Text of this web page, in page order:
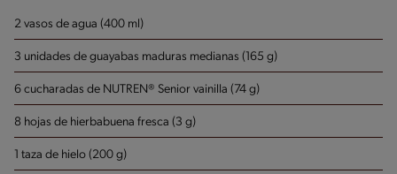
2 vasos de agua (400 ml)
3 unidades de guayabas maduras medianas (165 g)
6 cucharadas de NUTREN® Senior vainilla (74 g)
8 hojas de hierbabuena fresca (3 g)
1 taza de hielo (200 g)